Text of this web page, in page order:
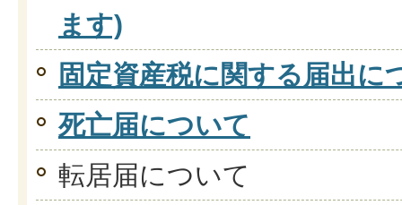
ます)
固定資産税に関する届出に
死亡届について
転居届について